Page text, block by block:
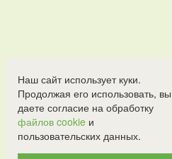
Наш сайт использует куки.
Продолжая его использовать, вы
даете согласие на обработку
файлов cookie и
пользовательских данных.